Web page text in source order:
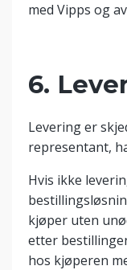
med Vipps og
6.
Levering er
representant,
Hvis ikke
kjøper uten
etter
hos kjøperen